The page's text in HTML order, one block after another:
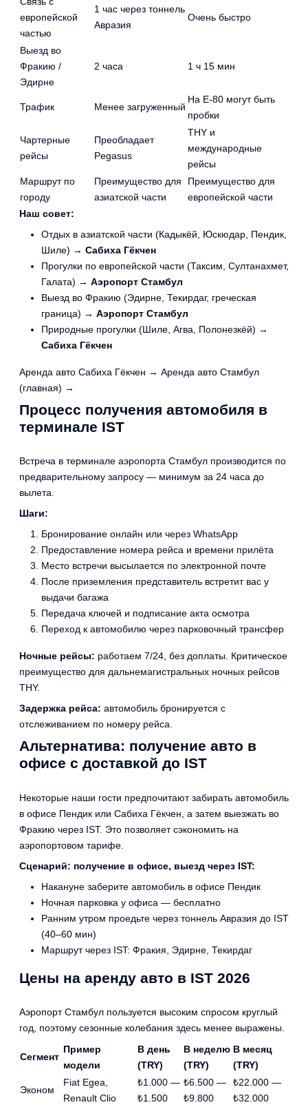
европейской
частью
1 час через тоннель
Авразия
Очень быстро
Выезд во
Фракию /
Эдирне
2 часа 1 ч 15 мин
Трафик Менее загруженный
На Е-80 могут быть
пробки
Чартерные
рейсы
Преобладает
Pegasus
THY и
международные
рейсы
Маршрут по
городу
Преимущество для
азиатской части
Преимущество для
европейской части
Наш совет:
Отдых в азиатской части (Кадыкёй, Юскюдар, Пендик,
Шиле) → Сабиха Гёкчен
Прогулки по европейской части (Таксим, Султанахмет,
Галата) → Аэропорт Стамбул
Выезд во Фракию (Эдирне, Текирдаг, греческая
граница) → Аэропорт Стамбул
Природные прогулки (Шиле, Агва, Полонезкёй) →
Сабиха Гёкчен
Аренда авто Сабиха Гёкчен → Аренда авто Стамбул
(главная) →
Процесс получения автомобиля в
терминале IST
Встреча в терминале аэропорта Стамбул производится по
предварительному запросу — минимум за 24 часа до
вылета.
Шаги:
Бронирование онлайн или через WhatsApp
Предоставление номера рейса и времени прилёта
Место встречи высылается по электронной почте
После приземления представитель встретит вас у
выдачи багажа
Передача ключей и подписание акта осмотра
Переход к автомобилю через парковочный трансфер
Ночные рейсы: работаем 7/24, без доплаты. Критическое
преимущество для дальнемагистральных ночных рейсов
THY.
Задержка рейса: автомобиль бронируется с
отслеживанием по номеру рейса.
Альтернатива: получение авто в
офисе с доставкой до IST
Некоторые наши гости предпочитают забирать автомобиль
в офисе Пендик или Сабиха Гёкчен, а затем выезжать во
Фракию через IST. Это позволяет сэкономить на
аэропортовом тарифе.
Сценарий: получение в офисе, выезд через IST:
Накануне заберите автомобиль в офисе Пендик
Ночная парковка у офиса — бесплатно
Ранним утром проедьте через тоннель Авразия до IST
(40–60 мин)
Маршрут через IST: Фракия, Эдирне, Текирдаг
Цены на аренду авто в IST 2026
Аэропорт Стамбул пользуется высоким спросом круглый
год, поэтому сезонные колебания здесь менее выражены.
Сегмент
Пример
модели
В день
(TRY)
В неделю
(TRY)
В месяц
(TRY)
Эконом
Fiat Egea,
Renault Clio
₺1.000 —
₺1.500
₺6.500 —
₺9.800
₺22.000 —
₺32.000